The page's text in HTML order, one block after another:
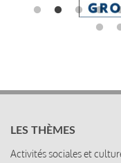
LES THÈMES
Activités sociales et